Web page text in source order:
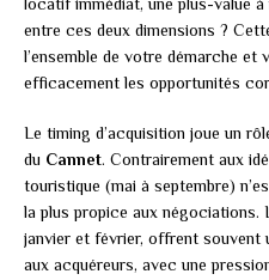
locatif immédiat, une plus-value
entre ces deux dimensions ?
l’ensemble de votre démarche et
efficacement les opportunités
Le timing d’acquisition joue un
du Cannet. Contrairement aux
touristique (mai à septembre)
la plus propice aux négociations.
janvier et février, offrent souvent
aux acquéreurs, avec une